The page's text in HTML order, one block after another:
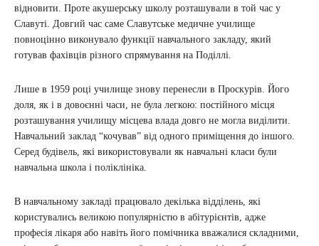
відновити. Проте акушерську школу розташували в той час у
Славуті. Довгий час саме Славутське медичне училище
повноцінно виконувало функції навчального закладу, який
готував фахівців різного спрямування на Поділлі.
Лише в 1959 році училище знову перенесли в Проскурів. Його
доля, як і в довоєнні часи, не була легкою: постійного місця
розташування училищу місцева влада довго не могла виділити.
Навчальний заклад “кочував” від одного приміщення до іншого.
Серед будівель, які використовували як навчальні класи були
навчальна школа і поліклініка.
В навчальному закладі працювало декілька відділень, які
користувались великою популярністю в абітурієнтів, адже
професія лікаря або навіть його помічника вважалися складними,